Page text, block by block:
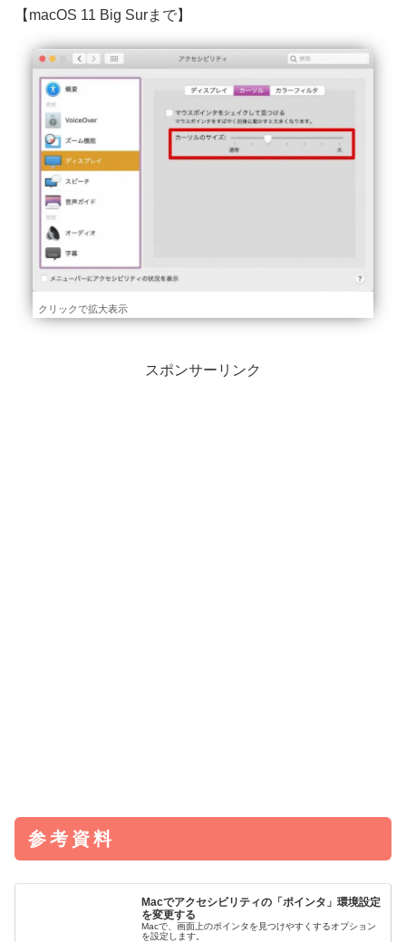
【macOS 11 Big Surまで】
クリックで拡大表示
スポンサーリンク
参考資料
Macでアクセシビリティの「ポインタ」環境設定
を変更する
Macで、画面上のポインタを見つけやすくするオプション
を設定します。